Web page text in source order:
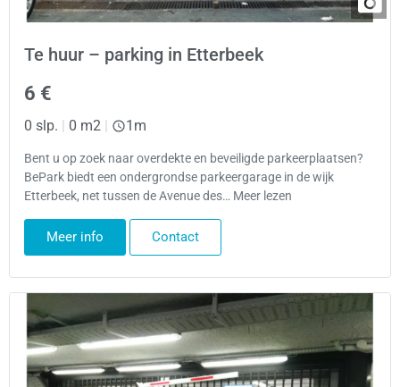
Te huur – parking in Etterbeek
6 €
0 slp. | 0 m2 | 1m
Bent u op zoek naar overdekte en beveiligde parkeerplaatsen?
BePark biedt een ondergrondse parkeergarage in de wijk
Etterbeek, net tussen de Avenue des… Meer lezen
Meer info Contact